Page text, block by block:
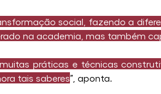
social, fazendo a
na academia, mas também
práticas e técnicas
tais saberes”, aponta.